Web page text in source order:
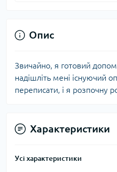
Опис
Звичайно, я готовий
надішліть мені існуючий
переписати, і я розпочну
Характеристики
Усі характеристики